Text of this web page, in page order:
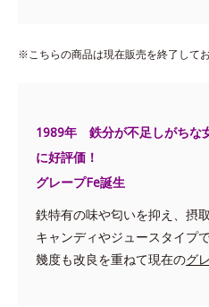
※こちらの商品は現在販売を終了してお
1989年 鉄分が不足しがちな
に好評価！
グレープFe誕生
鉄特有の味や匂いを抑え、摂
キャンディやジュースタイプで
幾度も改良を重ねて現在のグ